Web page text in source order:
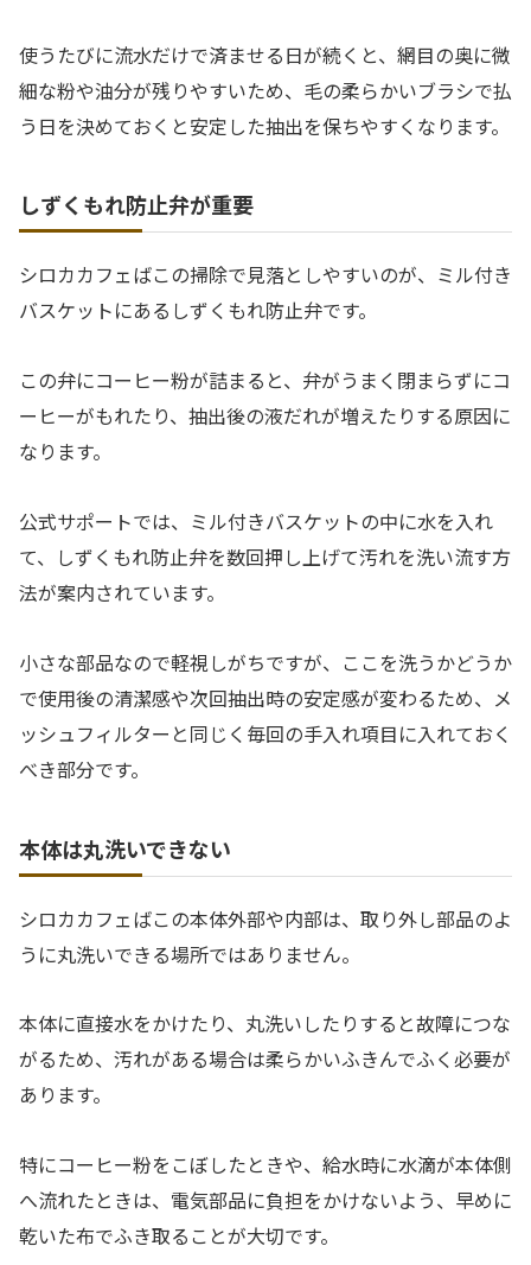
使うたびに流水だけで済ませる日が続くと、網目の奥に微
細な粉や油分が残りやすいため、毛の柔らかいブラシで払
う日を決めておくと安定した抽出を保ちやすくなります。
しずくもれ防止弁が重要
シロカカフェばこの掃除で見落としやすいのが、ミル付き
バスケットにあるしずくもれ防止弁です。
この弁にコーヒー粉が詰まると、弁がうまく閉まらずにコ
ーヒーがもれたり、抽出後の液だれが増えたりする原因に
なります。
公式サポートでは、ミル付きバスケットの中に水を入れ
て、しずくもれ防止弁を数回押し上げて汚れを洗い流す方
法が案内されています。
小さな部品なので軽視しがちですが、ここを洗うかどうか
で使用後の清潔感や次回抽出時の安定感が変わるため、メ
ッシュフィルターと同じく毎回の手入れ項目に入れておく
べき部分です。
本体は丸洗いできない
シロカカフェばこの本体外部や内部は、取り外し部品のよ
うに丸洗いできる場所ではありません。
本体に直接水をかけたり、丸洗いしたりすると故障につな
がるため、汚れがある場合は柔らかいふきんでふく必要が
あります。
特にコーヒー粉をこぼしたときや、給水時に水滴が本体側
へ流れたときは、電気部品に負担をかけないよう、早めに
乾いた布でふき取ることが大切です。